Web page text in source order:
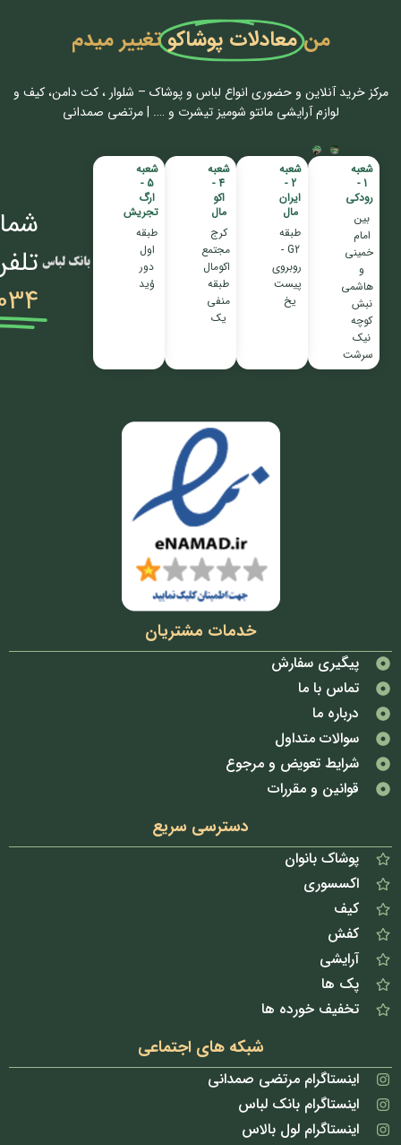
منمعادلات پوشاکوتغییر میدم
مرکز خرید آنلاین و حضوری انواع لباس‌ و پوشاک – شلوار ، کت دامن، کیف و
لوازم آرایشی مانتو شومیز تیشرت و …. | مرتضی صمدانی
شعبه
1 -
رودکی
بین
امام
خمینی
و
هاشمی
نبش
کوچه
نیک
سرشت
شعبه
2 -
ایران
مال
طبقه
G2 -
روبروی
پیست
یخ
شعبه
4 -
اکو
مال
کرج
مجتمع
اکومال
طبقه
منفی
یک
شعبه
5 -
ارگ
تجریش
طبقه
اول
دور
وُید
خدمات مشتریان
پیگیری سفارش
تماس با ما
درباره ما
سوالات متداول
شرایط تعویض و مرجوع
قوانین و مقررات
دسترسی سریع
پوشاک بانوان
اکسسوری
کیف
کفش
آرایشی
پک ها
تخفیف خورده ها
شبکه های اجتماعی
اینستاگرام مرتضی صمدانی
اینستاگرام بانک لباس
اینستاگرام لول بالاس